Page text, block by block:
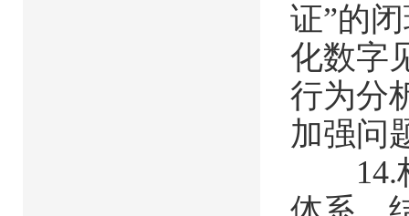
证”的
化数字
行为分
加强问
14.档